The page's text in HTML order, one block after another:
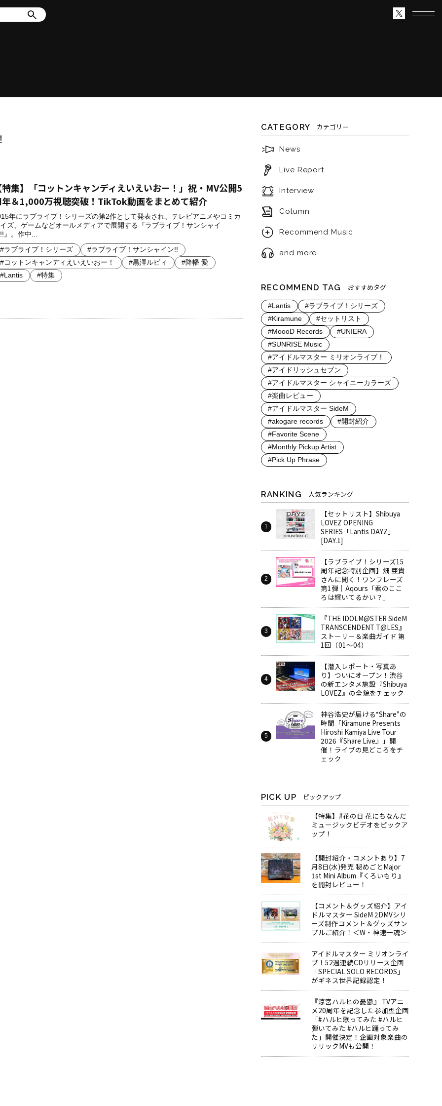
集】「コットンキャンディえいえいおー！」祝・MV公開5
＆1,000万視聴突破！TikTok動画をまとめて紹介
年にラブライブ！シリーズの第2作として発表され、テレビアニメやコミカ
ズ、ゲームなどオールメディアで展開する『ラブライブ！サンシャイ
』。作中...
#ラブライブ！シリーズ
#ラブライブ！サンシャイン!!
#コットンキャンディえいえいおー！
#黒澤ルビィ
#降幡 愛
#Lantis
#特集
CATEGORY カテゴリー
News
Live Report
Interview
Column
Recommend Music
and more
RECOMMEND TAG おすすめタグ
#Lantis
#ラブライブ！シリーズ
#Kiramune
#セットリスト
#MoooD Records
#UNIERA
#SUNRISE Music
#アイドルマスター ミリオンライブ！
#アイドリッシュセブン
#アイドルマスター シャイニーカラーズ
#楽曲レビュー
#アイドルマスター SideM
#akogare records
#開封紹介
#Favorite Scene
#Monthly Pickup Artist
#Pick Up Phrase
RANKING 人気ランキング
【セットリスト】Shibuya
LOVEZ OPENING
SERIES「Lantis DAYZ」
[DAY.1]
【ラブライブ！シリーズ15
周年記念特別企画】畑 亜貴
さんに聞く！ワンフレーズ
第1弾｜Aqours「君のここ
ろは輝いてるかい？」
『THE IDOLM@STER SideM
TRANSCENDENT T@LES』
ストーリー＆楽曲ガイド 第
1回（01～04）
【潜入レポート・写真あ
り】ついにオープン！渋谷
の新エンタメ施設『Shibuya
LOVEZ』の全貌をチェック
神谷浩史が届ける“Share”の
時間――「Kiramune Presents
Hiroshi Kamiya Live Tour
2026『Share Live』」開
催！ライブの見どころをチ
ェック
PICK UP ピックアップ
【特集】#花の日 花にちなんだ
ミュージックビデオをピックア
ップ！
【開封紹介・コメントあり】7
月8日(水)発売 秘めごとMajor
1st Mini Album『くろいもり』
を開封レビュー！
【コメント＆グッズ紹介】アイ
ドルマスター SideM 2DMVシリ
ーズ制作コメント＆グッズサン
プルご紹介！＜W・神速一魂＞
アイドルマスター ミリオンライ
ブ！52週連続CDリリース企画
「SPECIAL SOLO RECORDS」
がギネス世界記録認定！
『涼宮ハルヒの憂鬱』 TVアニ
メ20周年を記念した参加型企画
「#ハルヒ歌ってみた #ハルヒ
弾いてみた #ハルヒ踊ってみ
た」開催決定！企画対象楽曲の
リリックMVも公開！